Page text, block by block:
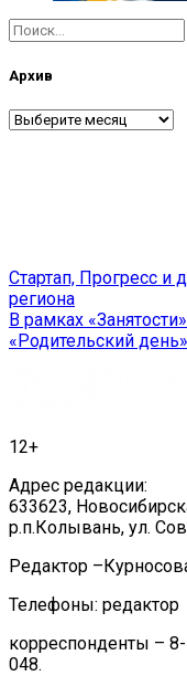
Найти:
Архив
Архив
Навигация
по
записям
Стартап, Прогресс и
региона
В рамках
«Родительский день»
12+
Адрес редакции:
633623,
р.п.Колывань, ул.
Редактор
Телефоны:
корреспонденты –
048.